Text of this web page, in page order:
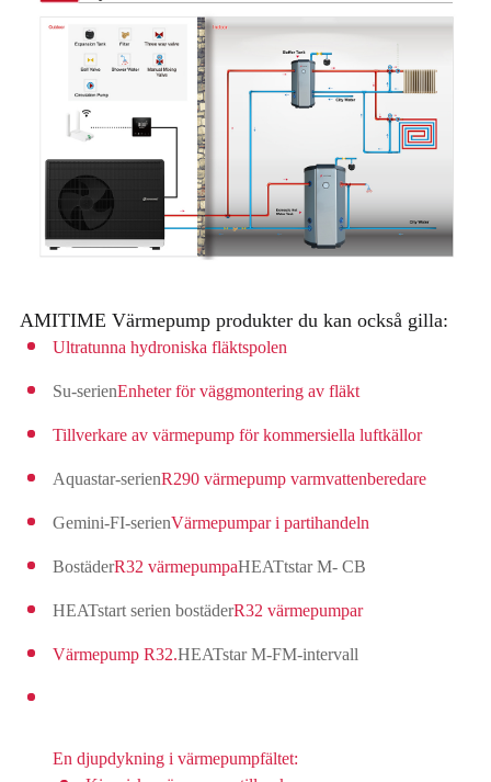
AMITIME Värmepump produkter du kan också gilla:
Ultratunna hydroniska fläktspolen
Su-serienEnheter för väggmontering av fläkt
Tillverkare av värmepump för kommersiella luftkällor
Aquastar-serienR290 värmepump varmvattenberedare
Gemini-FI-serienVärmepumpar i partihandeln
BostäderR32 värmepumpaHEATtstar M- CB
HEATstart serien bostäderR32 värmepumpar
Värmepump R32.HEATstar M-FM-intervall
En djupdykning i värmepumpfältet: